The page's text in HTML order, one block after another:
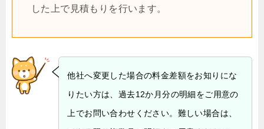
した上で見積もりを行います。
他社へ変更した場合の料金差額をお知りにな
りたい方は、過去12か月分の明細をご用意の
上でお問い合わせください。難しい場合は、